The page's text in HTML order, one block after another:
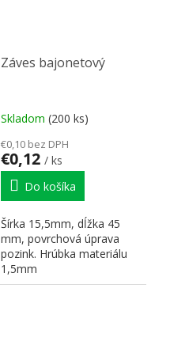
Záves bajonetový
Skladom (200 ks)
€0,10 bez DPH
€0,12 / ks
Do košíka
Šírka 15,5mm, dĺžka 45
mm, povrchová úprava
pozink. Hrúbka materiálu
1,5mm